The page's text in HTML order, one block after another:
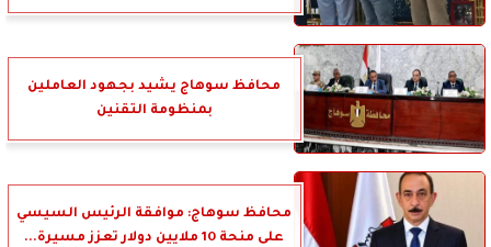
محافظ سوهاج يشيد بجهود العاملين
بمنظومة التقنين
محافظ سوهاج: موافقة الرئيس السيسي
على منحة 10 ملايين دولار تعزز مسيرة...